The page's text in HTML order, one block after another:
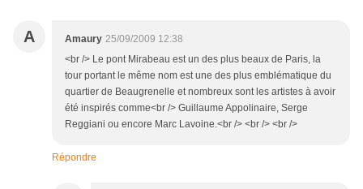
A Amaury 25/09/2009 12:38
<br /> Le pont Mirabeau est un des plus beaux de Paris, la
tour portant le même nom est une des plus emblématique du
quartier de Beaugrenelle et nombreux sont les artistes à avoir
été inspirés comme<br /> Guillaume Appolinaire, Serge
Reggiani ou encore Marc Lavoine.<br /> <br /> <br />
Répondre